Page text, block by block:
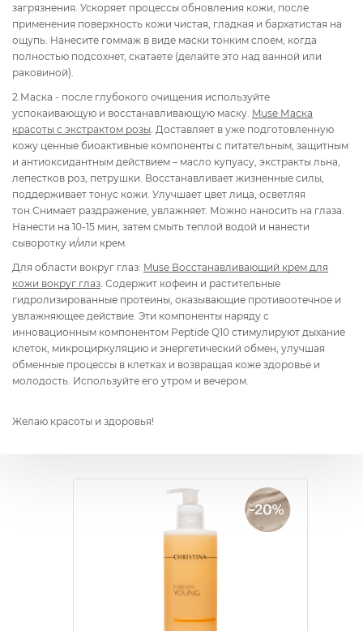
загрязнения. Ускоряет процессы обновления кожи, после
применения поверхность кожи чистая, гладкая и бархатистая на
ощупь. Нанесите гоммаж в виде маски тонким слоем, когда
полностью подсохнет, скатаете (делайте это над ванной или
раковиной).
2.Маска - после глубокого очищения используйте
успокаивающую и восстанавливающую маску. Muse Маска
красоты с экстрактом розы . Доставляет в уже подготовленную
кожу ценные биоактивные компоненты с питательным, защитным
и антиоксидантным действием – масло купуасу, экстракты льна,
лепестков роз, петрушки. Восстанавливает жизненные силы,
поддерживает тонус кожи. Улучшает цвет лица, осветляя
тон.Снимает раздражение, увлажняет. Можно наносить на глаза.
Нанести на 10-15 мин, затем смыть теплой водой и нанести
сыворотку и/или крем.
Для области вокруг глаз: Muse Восстанавливающий крем для
кожи вокруг глаз . Содержит кофеин и растительные
гидролизированные протеины, оказывающие противоотечное и
увлажняющее действие. Эти компоненты наряду с
инновационным компонентом Peptide Q10 стимулируют дыхание
клеток, микроциркуляцию и энергетический обмен, улучшая
обменные процессы в клетках и возвращая коже здоровье и
молодость. Используйте его утром и вечером.
Желаю красоты и здоровья!